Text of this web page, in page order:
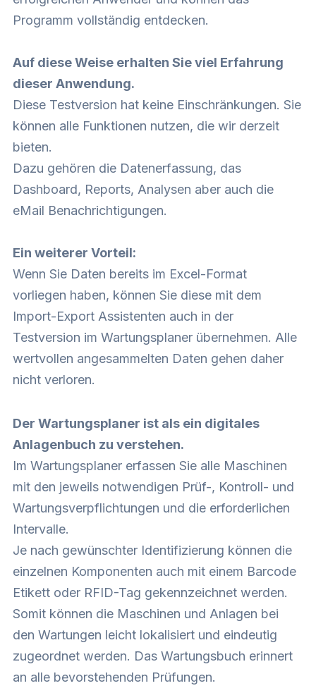
Programm vollständig entdecken.
Auf diese Weise erhalten Sie viel Erfahrung
dieser Anwendung.
Diese Testversion hat keine Einschränkungen. Sie
können alle Funktionen nutzen, die wir derzeit
bieten.
Dazu gehören die Datenerfassung, das
Dashboard, Reports, Analysen aber auch die
eMail Benachrichtigungen.
Ein weiterer Vorteil:
Wenn Sie Daten bereits im Excel-Format
vorliegen haben, können Sie diese mit dem
Import-Export Assistenten auch in der
Testversion im Wartungsplaner übernehmen. Alle
wertvollen angesammelten Daten gehen daher
nicht verloren.
Der Wartungsplaner ist als ein digitales
Anlagenbuch zu verstehen.
Im Wartungsplaner erfassen Sie alle Maschinen
mit den jeweils notwendigen Prüf-, Kontroll- und
Wartungsverpflichtungen und die erforderlichen
Intervalle.
Je nach gewünschter Identifizierung können die
einzelnen Komponenten auch mit einem Barcode
Etikett oder RFID-Tag gekennzeichnet werden.
Somit können die Maschinen und Anlagen bei
den Wartungen leicht lokalisiert und eindeutig
zugeordnet werden. Das Wartungsbuch erinnert
an alle bevorstehenden Prüfungen.